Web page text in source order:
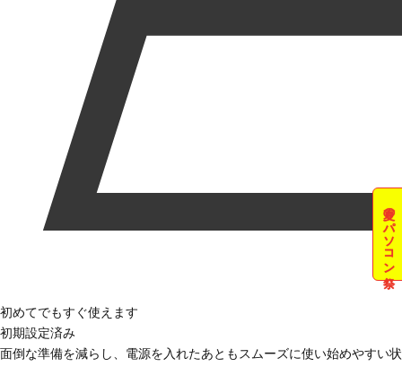
夏のパソコン祭
初めてでもすぐ使えます
初期設定済み
面倒な準備を減らし、電源を入れたあともスムーズに使い始めやすい